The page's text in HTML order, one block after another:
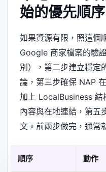
始的優先順序
如果資源有限，照這個
Google 商家檔案的驗
別），第二步建立穩定
論，第三步確保 NAP
加上 LocalBusiness 結
內容與在地連結，第五
文。前兩步做完，通常
順序 動作